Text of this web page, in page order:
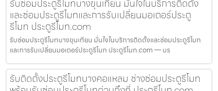
รับซ่อมประตูรีโมทบางขุนเทียน มั่นใจในบริการติดตั้ง
และซ่อมประตูรีโมทและการรับเปลี่ยนมอเตอร์ประตู
รีโมท ประตูรีโมท.com
รับซ่อมประตูรีโมทบางขุนเทียน มั่นใจในบริการติดตั้งและซ่อมประตูรีโมท
และการรับเปลี่ยนมอเตอร์ประตูรีโมท ประตูรีโมท.com — บร
รับติดตั้งประตูรีโมทบางคอแหลม ช่างซ่อมประตูรีโมท